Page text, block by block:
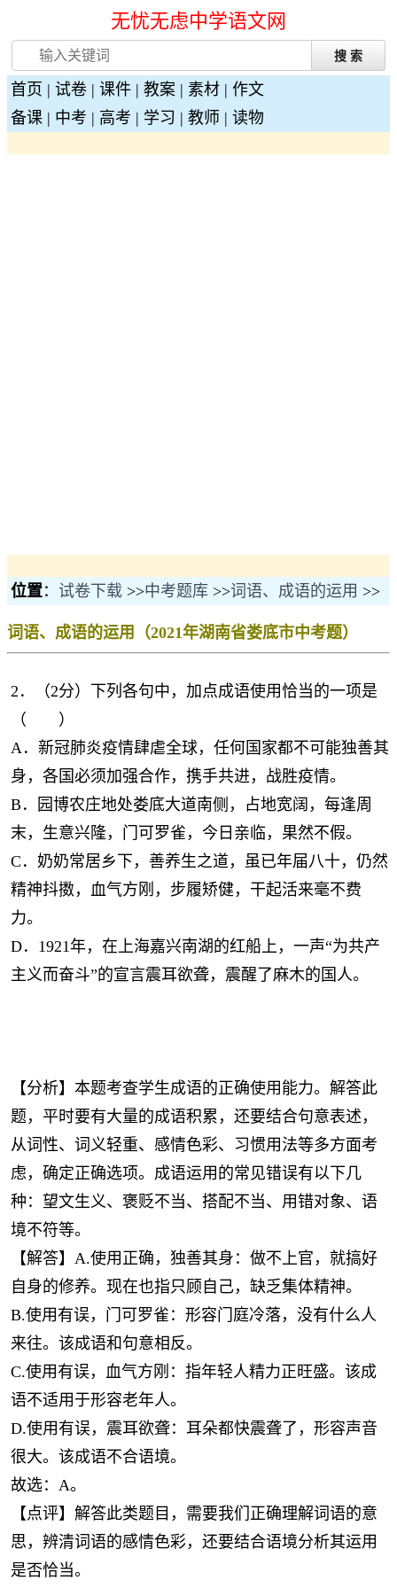
无忧无虑中学语文网
首页 | 试卷 | 课件 | 教案 | 素材 | 作文
备课 | 中考 | 高考 | 学习 | 教师 | 读物
位置： 试卷下载 >>中考题库 >>词语、成语的运用 >>
词语、成语的运用（2021年湖南省娄底市中考题）
2．（2分）下列各句中，加点成语使用恰当的一项是
（ ）
A．新冠肺炎疫情肆虐全球，任何国家都不可能独善其
身，各国必须加强合作，携手共进，战胜疫情。
B．园博农庄地处娄底大道南侧，占地宽阔，每逢周
末，生意兴隆，门可罗雀，今日亲临，果然不假。
C．奶奶常居乡下，善养生之道，虽已年届八十，仍然
精神抖擞，血气方刚，步履矫健，干起活来毫不费
力。
D．1921年，在上海嘉兴南湖的红船上，一声“为共产
主义而奋斗”的宣言震耳欲聋，震醒了麻木的国人。
【分析】本题考查学生成语的正确使用能力。解答此
题，平时要有大量的成语积累，还要结合句意表述，
从词性、词义轻重、感情色彩、习惯用法等多方面考
虑，确定正确选项。成语运用的常见错误有以下几
种：望文生义、褒贬不当、搭配不当、用错对象、语
境不符等。
【解答】A.使用正确，独善其身：做不上官，就搞好
自身的修养。现在也指只顾自己，缺乏集体精神。
B.使用有误，门可罗雀：形容门庭冷落，没有什么人
来往。该成语和句意相反。
C.使用有误，血气方刚：指年轻人精力正旺盛。该成
语不适用于形容老年人。
D.使用有误，震耳欲聋：耳朵都快震聋了，形容声音
很大。该成语不合语境。
故选：A。
【点评】解答此类题目，需要我们正确理解词语的意
思，辨清词语的感情色彩，还要结合语境分析其运用
是否恰当。